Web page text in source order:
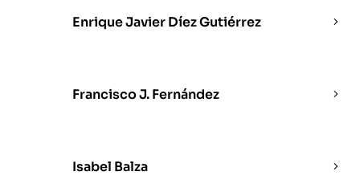
Enrique Javier Díez Gutiérrez
Francisco J. Fernández
Isabel Balza